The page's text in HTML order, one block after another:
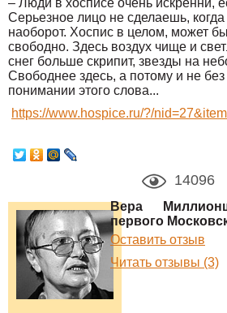
– Люди в хосписе очень искренни,
Серьезное лицо не сделаешь,
наоборот. Хоспис в целом, может
свободно. Здесь воздух чище и
снег больше скрипит, звезды на
Свободнее здесь, а потому и не
понимании этого слова...
https://www.hospice.ru/?/
14096
Вера
первого
Оставить отзыв
Читать отзывы (3)